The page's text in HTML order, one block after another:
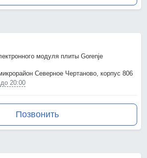
модуля плиты Gorenje
Северное Чертаново, корпус 806
20:00
Позвонить